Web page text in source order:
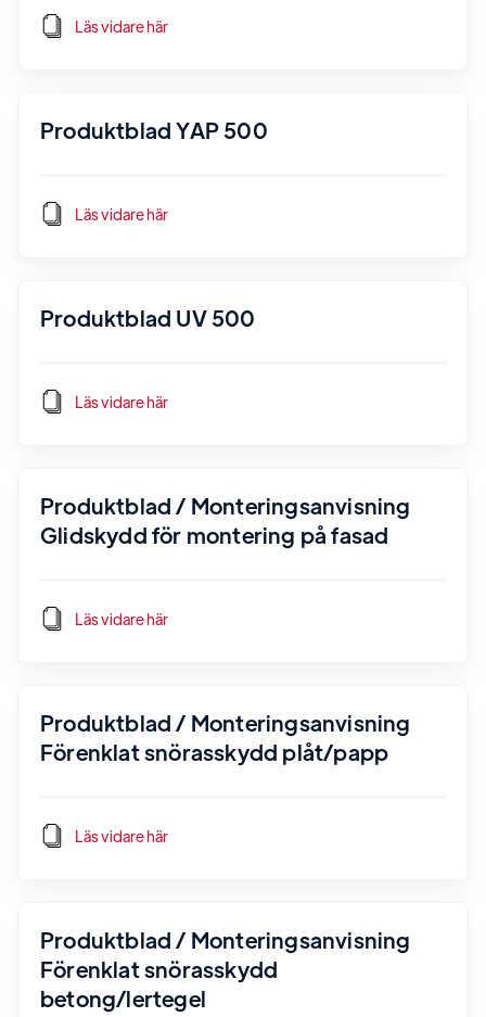
Läs vidare här
Produktblad YAP 500
Läs vidare här
Produktblad UV 500
Läs vidare här
Produktblad / Monteringsanvisning
Glidskydd för montering på fasad
Läs vidare här
Produktblad / Monteringsanvisning
Förenklat snörasskydd plåt/papp
Läs vidare här
Produktblad / Monteringsanvisning
Förenklat snörasskydd
betong/lertegel